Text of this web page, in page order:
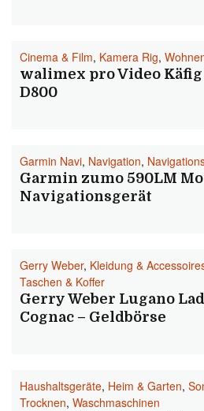
Cinema & Film, Kamera Rig,
walimex pro Video
D800
Garmin Navi, Navigation,
Garmin zumo 590LM
Navigationsgerät
Gerry Weber, Kleidung &
Taschen & Koffer
Gerry Weber Lugano
Cognac – Geldbörse
Haushaltsgeräte, Heim & Garten,
Trocknen, Waschmaschinen